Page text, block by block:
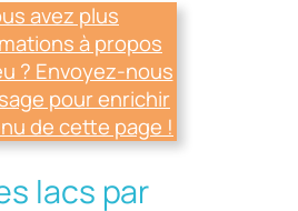
avez plus
à propos
? Envoyez-nous
pour enrichir
de cette page !
lacs par